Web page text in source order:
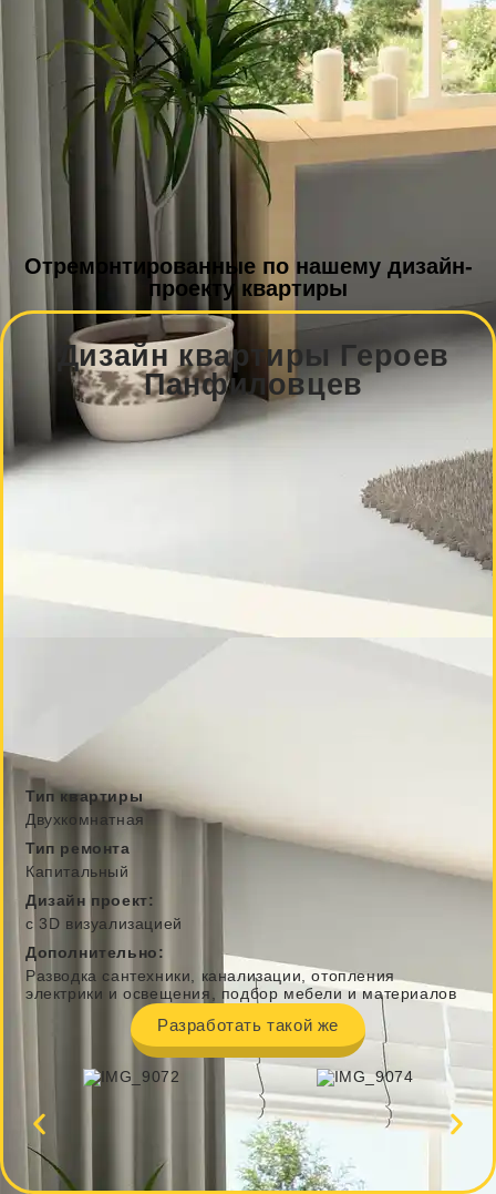
Отремонтированные по нашему дизайн-
проекту квартиры
Дизайн квартиры Героев
Панфиловцев
Тип квартиры
Двухкомнатная
Тип ремонта
Капитальный
Дизайн проект:
с 3D визуализацией
Дополнительно:
Разводка сантехники, канализации, отопления
электрики и освещения, подбор мебели и материалов
Разработать такой же